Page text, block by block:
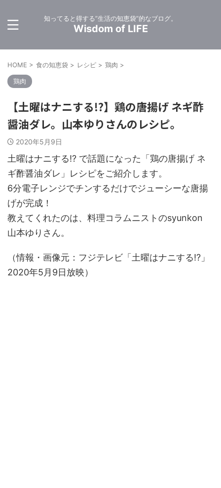
知ってると得する”生活の知恵袋”的なブログ。
Wisdom of LIFE
HOME > 食の知恵袋 > レシピ > 鶏肉 >
鶏肉
【土曜はナニする!?】鶏の唐揚げ ネギ酢
醤油ダレ。山本ゆりさんのレシピ。
2020年5月9日
土曜はナニする!? で話題になった「鶏の唐揚げ ネ
ギ酢醤油ダレ」レシピをご紹介します。
6分電子レンジでチンするだけでジューシーな唐揚
げが完成！
教えてくれたのは、料理コラムニストのsyunkon
山本ゆりさん。
（情報・画像元：フジテレビ「土曜はナニする!?」
2020年5月9日放映）